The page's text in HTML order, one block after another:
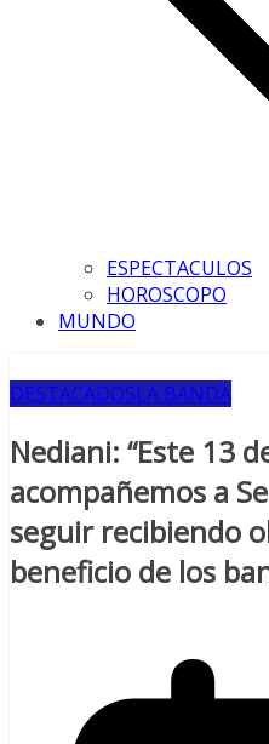
ESPECTACULOS
HOROSCOPO
MUNDO
DESTACADOSLA BANDA
Nediani: “Este 13
acompañemos a
seguir recibiendo
beneficio de los